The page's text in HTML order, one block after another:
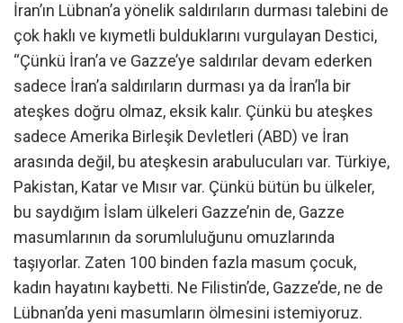
İran’ın Lübnan’a yönelik saldırıların durması talebini de
çok haklı ve kıymetli bulduklarını vurgulayan Destici,
“Çünkü İran’a ve Gazze’ye saldırılar devam ederken
sadece İran’a saldırıların durması ya da İran’la bir
ateşkes doğru olmaz, eksik kalır. Çünkü bu ateşkes
sadece Amerika Birleşik Devletleri (ABD) ve İran
arasında değil, bu ateşkesin arabulucuları var. Türkiye,
Pakistan, Katar ve Mısır var. Çünkü bütün bu ülkeler,
bu saydığım İslam ülkeleri Gazze’nin de, Gazze
masumlarının da sorumluluğunu omuzlarında
taşıyorlar. Zaten 100 binden fazla masum çocuk,
kadın hayatını kaybetti. Ne Filistin’de, Gazze’de, ne de
Lübnan’da yeni masumların ölmesini istemiyoruz.